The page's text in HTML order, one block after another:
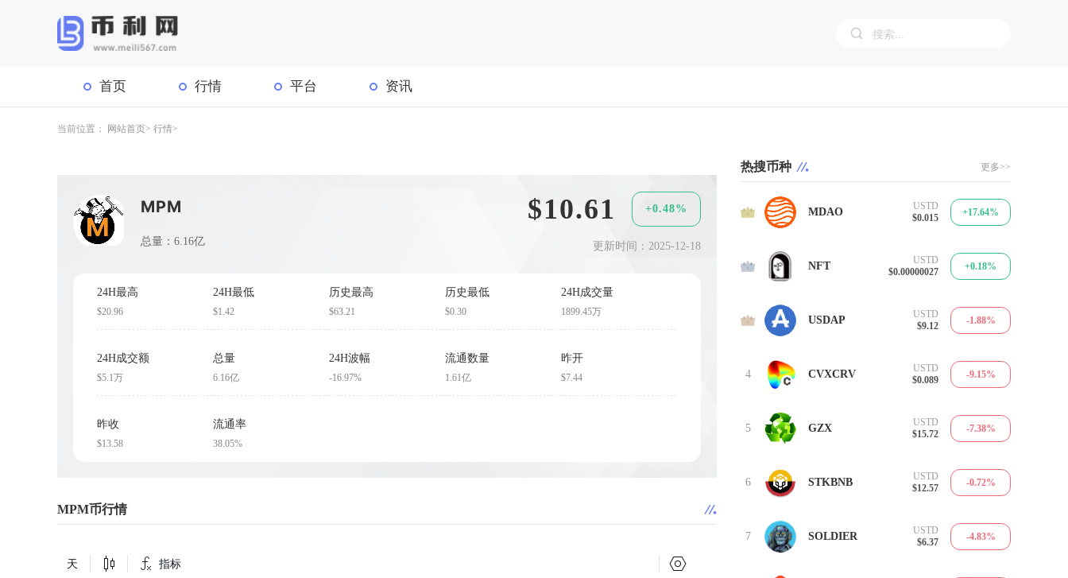
首页 行情 平台 资讯
当前位置： 网站首页 行情
MPM
总量：6.16亿
$10.61 +0.48%
更新时间：2025-12-18
24H最高
$20.96
24H最低
$1.42
历史最高
$63.21
历史最低
$0.30
24H成交量
1899.45万
24H成交额
$5.1万
总量
6.16亿
24H波幅
-16.97%
流通数量
1.61亿
昨开
$7.44
昨收
$13.58
流通率
38.05%
MPM币行情
热搜币种 更多>>
1 MDAO
USTD
$0.015
+17.64%
2 NFT
USTD
$0.00000027
+0.18%
3 USDAP
USTD
$9.12
-1.88%
4 CVXCRV
USTD
$0.089
-9.15%
5 GZX
USTD
$15.72
-7.38%
6 STKBNB
USTD
$12.57
-0.72%
7 SOLDIER
USTD
$6.37
-4.83%